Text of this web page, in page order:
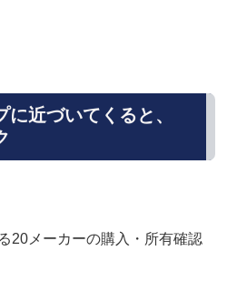
に近づいてくると、
20メーカーの購入・所有確認